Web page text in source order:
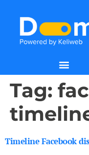
Tag:
Timeline Facebook